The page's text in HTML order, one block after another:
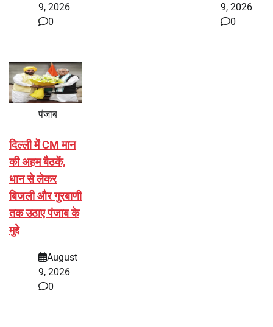
9, 2026
0
9, 2026
0
पंजाब
दिल्ली में CM मान
की अहम बैठकें,
धान से लेकर
बिजली और गुरबाणी
तक उठाए पंजाब के
मुद्दे
August
9, 2026
0